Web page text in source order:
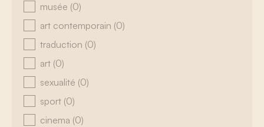
musée (0)
art contemporain (0)
traduction (0)
art (0)
sexualité (0)
sport (0)
cinema (0)